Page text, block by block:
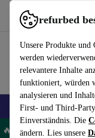
refurbed
Unsere Produkte und
werden
relevantere Inhalte
funktioniert, würden
analysieren und
First- und Third-
Einverständnis. Die
ändern. Lies unsere
refurbed schnell und
🎒 Back to school
🔥 -5% EXTRA auf